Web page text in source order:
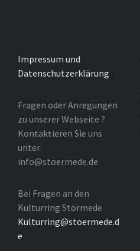
Impressum und
Datenschutzerklärung
Fragen oder Anregungen
zu unserer Webseite ?
Kontaktieren Sie uns
unter
info@stoermede.de.
Bei Fragen an den
Kulturring Störmede
Kulturring@stoermede.d
e